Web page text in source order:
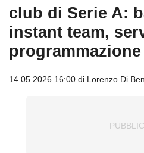
club di Serie A:
instant team,
programmazione
14.05.2026 16:00 di Lorenzo Di